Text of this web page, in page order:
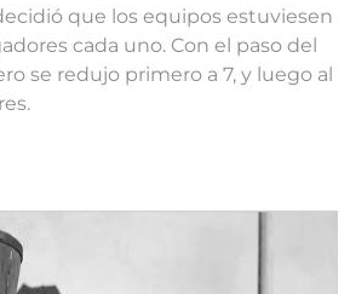
que los equipos estuviesen
cada uno. Con el paso del
se redujo primero a 7, y luego al